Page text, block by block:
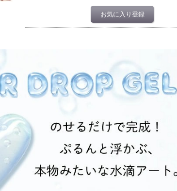
お気に入り登録